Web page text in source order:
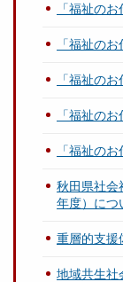
「福祉の
「福祉の
「福祉の
「福祉の
「福祉の
秋田県社会
年度）につ
重層的支援
地域共生社